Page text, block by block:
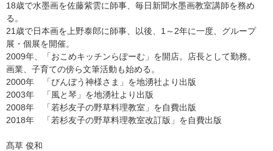
18歳で水墨画を佐藤紫雲に師事、毎日新聞水墨画教室講師を務め
る。
21歳で日本画を上野泰郎に師事、以後、1～2年に一度、グループ
展・個展を開催。
2009年、「おこめキッチンらぽーむ」を開店。店長として勤務。
画業、子育ての傍ら文筆活動も始める。
2000年 「びんぼう神様さま」を地湧社より出版
2003年 「風と琴」を地湧社より出版
2008年 「若杉友子の野草料理教室」を自費出版
2018年 「若杉友子の野草料理教室改訂版」を自費出版
髙草 俊和